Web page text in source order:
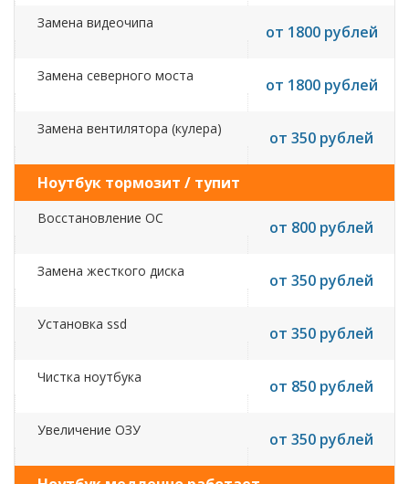
Замена видеочипа от 1800 рублей
Замена северного моста от 1800 рублей
Замена вентилятора (кулера) от 350 рублей
Ноутбук тормозит / тупит
Восстановление ОС от 800 рублей
Замена жесткого диска от 350 рублей
Установка ssd от 350 рублей
Чистка ноутбука от 850 рублей
Увеличение ОЗУ от 350 рублей